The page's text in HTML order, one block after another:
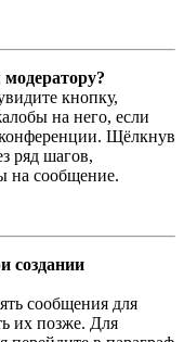
кнопку,
на него, если
Щёлкнув
ряд шагов,
на сообщение.
создании
сообщения для
их позже. Для